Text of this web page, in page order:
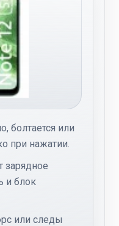
болтается или
при нажатии.
зарядное
и блок
или следы